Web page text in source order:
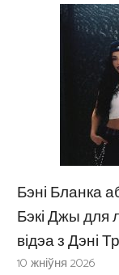
Бэні Бланка
Бэкі Джы для
відэа з Дэні
10 жніўня 2026